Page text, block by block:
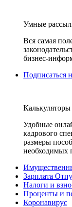
Умные
Вся самая
бизнес-
Подписаться
Калькуляторы
Удобные
кадрового
размеры
необходимых
Зарплата
Налоги и
Проценты и
Коронавирус